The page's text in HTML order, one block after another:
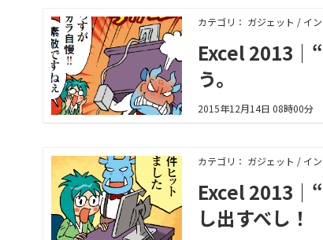
カテゴリ： ガジェット / イ
Excel 2013｜
う。
2015年12月14日 08時00分
カテゴリ： ガジェット / イ
Excel 2013｜
し出すべし！